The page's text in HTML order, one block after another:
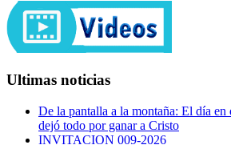
Ultimas noticias
De la pantalla a la montaña: El día en
dejó todo por ganar a Cristo
INVITACION 009-2026